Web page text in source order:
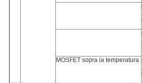
MOSFET sopra la temperatura